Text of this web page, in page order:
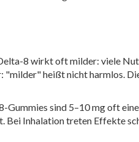
8 wirkt oft milder: viele
heißt nicht harmlos.
sind 5–10 mg oft
Bei Inhalation treten Effekte